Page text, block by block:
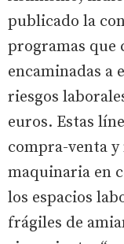
publicado la
programas que
encaminadas a
riesgos
euros. Estas
compra-venta
maquinaria en
los espacios
frágiles de